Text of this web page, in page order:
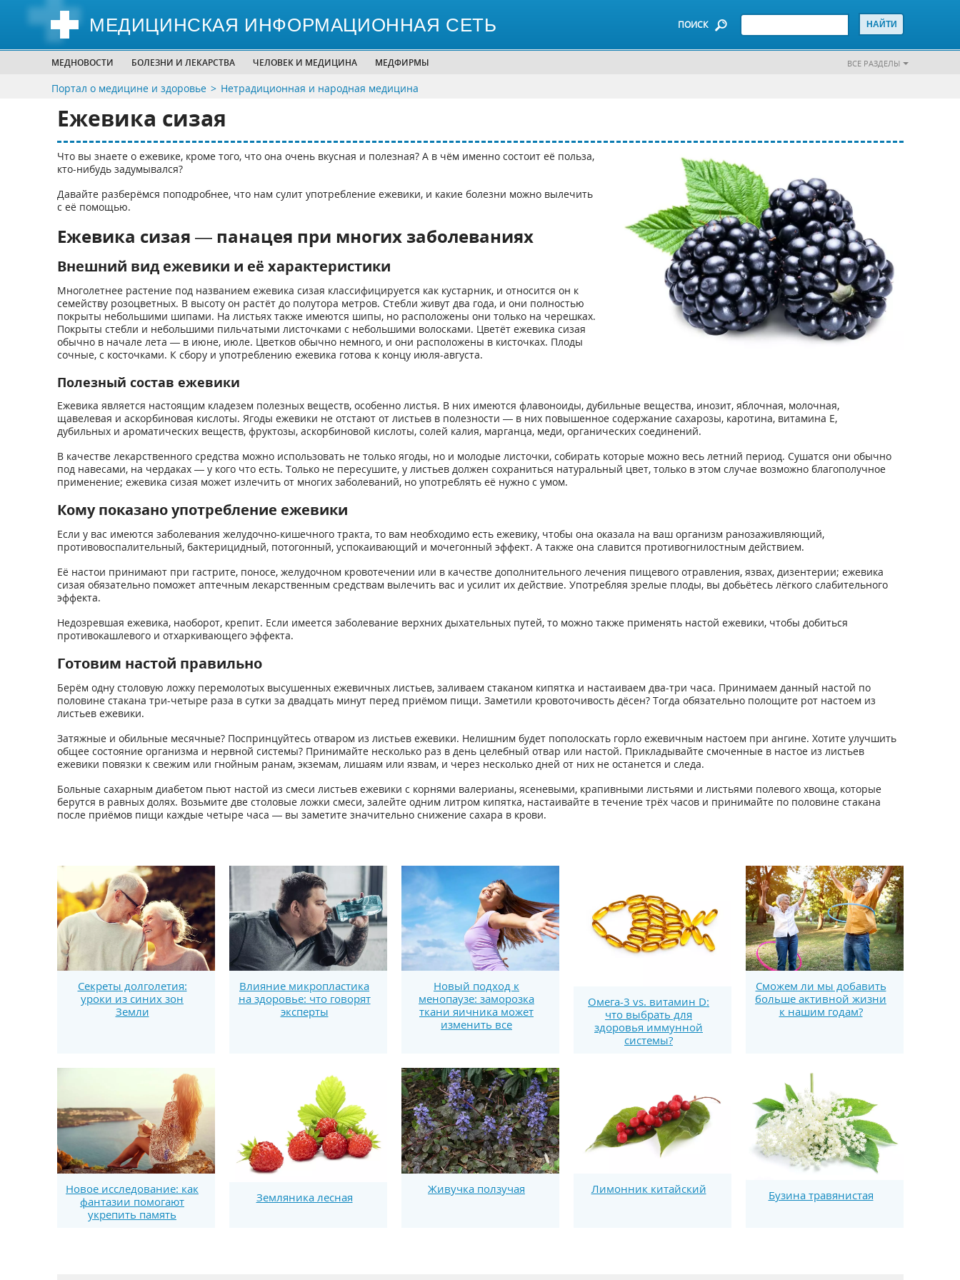
МЕДИЦИНСКАЯ ИНФОРМАЦИОННАЯ СЕТЬ ПОИСК
МЕДНОВОСТИ БОЛЕЗНИ И ЛЕКАРСТВА ЧЕЛОВЕК И МЕДИЦИНА МЕДФИРМЫ ВСЕ РАЗДЕЛЫ
Портал о медицине и здоровье Нетрадиционная и народная медицина
Ежевика сизая
Что вы знаете о ежевике, кроме того, что она очень вкусная и полезная? А в чём именно состоит её польза,
кто-нибудь задумывался?
Давайте разберёмся поподробнее, что нам сулит употребление ежевики, и какие болезни можно вылечить
с её помощью.
Ежевика сизая — панацея при многих заболеваниях
Внешний вид ежевики и её характеристики
Многолетнее растение под названием ежевика сизая классифицируется как кустарник, и относится он к
семейству розоцветных. В высоту он растёт до полутора метров. Стебли живут два года, и они полностью
покрыты небольшими шипами. На листьях также имеются шипы, но расположены они только на черешках.
Покрыты стебли и небольшими пильчатыми листочками с небольшими волосками. Цветёт ежевика сизая
обычно в начале лета — в июне, июле. Цветков обычно немного, и они расположены в кисточках. Плоды
сочные, с косточками. К сбору и употреблению ежевика готова к концу июля-августа.
Полезный состав ежевики
Ежевика является настоящим кладезем полезных веществ, особенно листья. В них имеются флавоноиды, дубильные вещества, инозит, яблочная, молочная,
щавелевая и аскорбиновая кислоты. Ягоды ежевики не отстают от листьев в полезности — в них повышенное содержание сахарозы, каротина, витамина Е,
дубильных и ароматических веществ, фруктозы, аскорбиновой кислоты, солей калия, марганца, меди, органических соединений.
В качестве лекарственного средства можно использовать не только ягоды, но и молодые листочки, собирать которые можно весь летний период. Сушатся они обычно
под навесами, на чердаках — у кого что есть. Только не пересушите, у листьев должен сохраниться натуральный цвет, только в этом случае возможно благополучное
применение; ежевика сизая может излечить от многих заболеваний, но употреблять её нужно с умом.
Кому показано употребление ежевики
Если у вас имеются заболевания желудочно-кишечного тракта, то вам необходимо есть ежевику, чтобы она оказала на ваш организм ранозаживляющий,
противовоспалительный, бактерицидный, потогонный, успокаивающий и мочегонный эффект. А также она славится противогнилостным действием.
Её настои принимают при гастрите, поносе, желудочном кровотечении или в качестве дополнительного лечения пищевого отравления, язвах, дизентерии; ежевика
сизая обязательно поможет аптечным лекарственным средствам вылечить вас и усилит их действие. Употребляя зрелые плоды, вы добьётесь лёгкого слабительного
эффекта.
Недозревшая ежевика, наоборот, крепит. Если имеется заболевание верхних дыхательных путей, то можно также применять настой ежевики, чтобы добиться
противокашлевого и отхаркивающего эффекта.
Готовим настой правильно
Берём одну столовую ложку перемолотых высушенных ежевичных листьев, заливаем стаканом кипятка и настаиваем два-три часа. Принимаем данный настой по
половине стакана три-четыре раза в сутки за двадцать минут перед приёмом пищи. Заметили кровоточивость дёсен? Тогда обязательно полощите рот настоем из
листьев ежевики.
Затяжные и обильные месячные? Поспринцуйтесь отваром из листьев ежевики. Нелишним будет пополоскать горло ежевичным настоем при ангине. Хотите улучшить
общее состояние организма и нервной системы? Принимайте несколько раз в день целебный отвар или настой. Прикладывайте смоченные в настое из листьев
ежевики повязки к свежим или гнойным ранам, экземам, лишаям или язвам, и через несколько дней от них не останется и следа.
Больные сахарным диабетом пьют настой из смеси листьев ежевики с корнями валерианы, ясеневыми, крапивными листьями и листьями полевого хвоща, которые
берутся в равных долях. Возьмите две столовые ложки смеси, залейте одним литром кипятка, настаивайте в течение трёх часов и принимайте по половине стакана
после приёмов пищи каждые четыре часа — вы заметите значительно снижение сахара в крови.
Секреты долголетия:
уроки из синих зон
Земли
Влияние микропластика
на здоровье: что говорят
эксперты
Новый подход к
менопаузе: заморозка
ткани яичника может
изменить все
Омега-3 vs. витамин D:
что выбрать для
здоровья иммунной
системы?
Сможем ли мы добавить
больше активной жизни
к нашим годам?
Новое исследование: как
фантазии помогают
укрепить память
Земляника лесная
Живучка ползучая Лимонник китайский Бузина травянистая